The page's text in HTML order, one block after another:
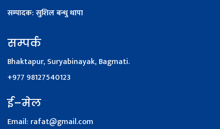
सम्पादक: सुशिल बन्धु थापा
सम्पर्क
Bhaktapur, Suryabinayak, Bagmati.
+977 98127540123
ई–मेल
Email: rafat@gmail.com